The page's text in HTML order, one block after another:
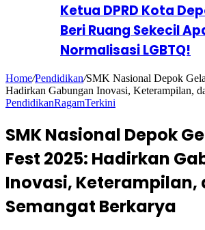
Ketua DPRD Kota
Beri Ruang Sekecil
Normalisasi LGBTQ!
Home/Pendidikan/SMK Nasional Depok
Hadirkan Gabungan Inovasi, Keterampilan,
PendidikanRagamTerkini
SMK Nasional Depok
Fest 2025: Hadirkan
Inovasi, Keterampilan,
Semangat Berkarya